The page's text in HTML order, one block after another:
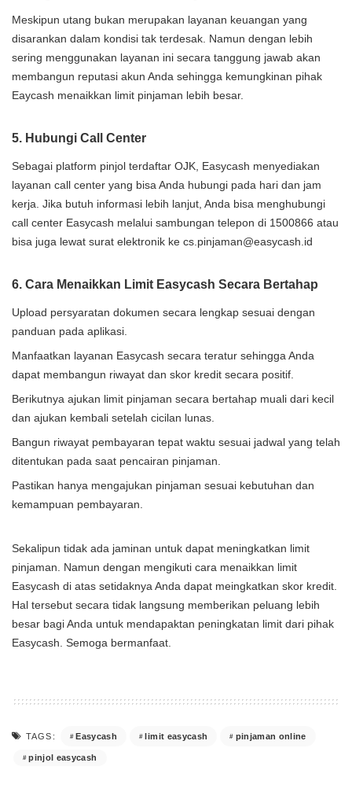
Meskipun utang bukan merupakan layanan keuangan yang
disarankan dalam kondisi tak terdesak. Namun dengan lebih
sering menggunakan layanan ini secara tanggung jawab akan
membangun reputasi akun Anda sehingga kemungkinan pihak
Eaycash menaikkan limit pinjaman lebih besar.
5. Hubungi Call Center
Sebagai platform pinjol terdaftar OJK, Easycash menyediakan
layanan call center yang bisa Anda hubungi pada hari dan jam
kerja. Jika butuh informasi lebih lanjut, Anda bisa menghubungi
call center Easycash melalui sambungan telepon di 1500866 atau
bisa juga lewat surat elektronik ke cs.pinjaman@easycash.id
6. Cara Menaikkan Limit Easycash Secara Bertahap
Upload persyaratan dokumen secara lengkap sesuai dengan
panduan pada aplikasi.
Manfaatkan layanan Easycash secara teratur sehingga Anda
dapat membangun riwayat dan skor kredit secara positif.
Berikutnya ajukan limit pinjaman secara bertahap muali dari kecil
dan ajukan kembali setelah cicilan lunas.
Bangun riwayat pembayaran tepat waktu sesuai jadwal yang telah
ditentukan pada saat pencairan pinjaman.
Pastikan hanya mengajukan pinjaman sesuai kebutuhan dan
kemampuan pembayaran.
Sekalipun tidak ada jaminan untuk dapat meningkatkan limit
pinjaman. Namun dengan mengikuti cara menaikkan limit
Easycash di atas setidaknya Anda dapat meingkatkan skor kredit.
Hal tersebut secara tidak langsung memberikan peluang lebih
besar bagi Anda untuk mendapaktan peningkatan limit dari pihak
Easycash. Semoga bermanfaat.
TAGS: Easycash limit easycash pinjaman online
pinjol easycash